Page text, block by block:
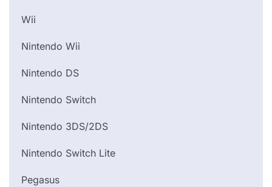
Wii
Nintendo Wii
Nintendo DS
Nintendo Switch
Nintendo 3DS/2DS
Nintendo Switch Lite
Pegasus